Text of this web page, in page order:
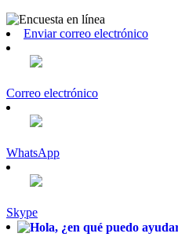
Enviar correo electrónico
Correo electrónico
WhatsApp
Skype